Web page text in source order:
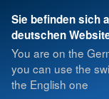
Sie befinden sich
deutschen
You are on the
you can use the
the English one